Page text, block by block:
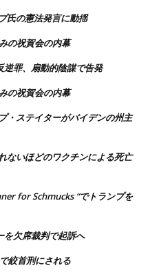
氏の憲法発言に動揺
の祝賀会の内幕
逆罪、扇動的陰謀で告発
の祝賀会の内幕
・ステイターがバイデンの州主
ないほどのワクチンによる死亡
for Schmucks “でトランプを
を欠席裁判で起訴へ
絞首刑にされる